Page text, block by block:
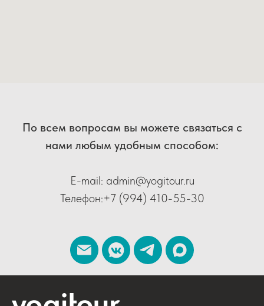
По всем вопросам вы можете связаться с
нами любым удобным способом:
E-mail: admin@yogitour.ru
Телефон:+7 (994) 410-55-30